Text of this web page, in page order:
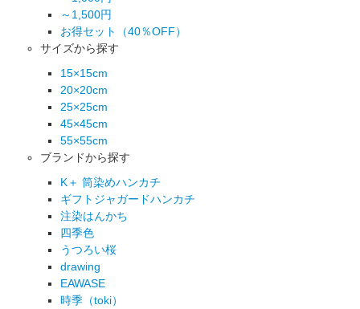
～1,500円
お得セット（40％OFF）
サイズから探す
15×15cm
20×20cm
25×25cm
45×45cm
55×55cm
ブランドから探す
K＋ 筒染めハンカチ
ギフトジャガードハンカチ
注染はんかち
四季色
うつろい桜
drawing
EAWASE
時季（toki）